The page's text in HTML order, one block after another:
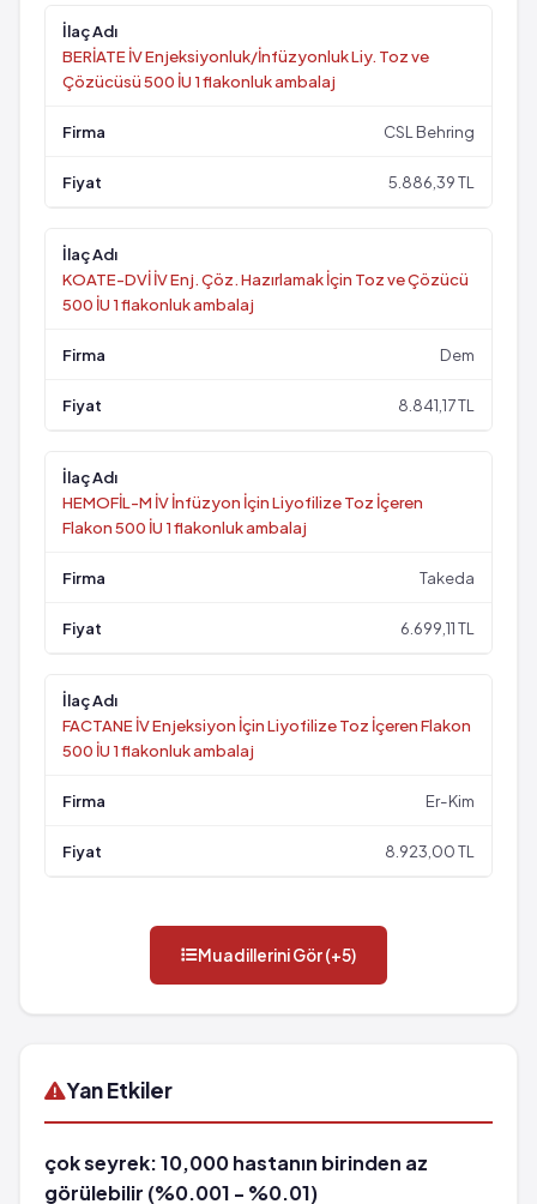
BERİATE İV Enjeksiyonluk/İnfüzyonluk Liy. Toz ve
Çözücüsü 500 İU 1 flakonluk ambalaj
CSL Behring
5.886,39 TL
KOATE-DVİ İV Enj. Çöz. Hazırlamak İçin Toz ve Çözücü
500 İU 1 flakonluk ambalaj
Dem
8.841,17 TL
HEMOFİL-M İV İnfüzyon İçin Liyofilize Toz İçeren
Flakon 500 İU 1 flakonluk ambalaj
Takeda
6.699,11 TL
FACTANE İV Enjeksiyon İçin Liyofilize Toz İçeren Flakon
500 İU 1 flakonluk ambalaj
Er-Kim
8.923,00 TL
Muadillerini Gör (+5)
Yan Etkiler
çok seyrek: 10,000 hastanın birinden az
görülebilir (%0.001 - %0.01)